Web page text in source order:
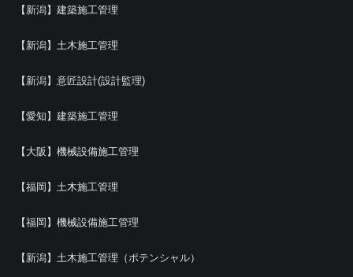
【新潟】建築施工管理
【新潟】土木施工管理
【新潟】意匠設計(設計監理)
【愛知】建築施工管理
【大阪】機械設備施工管理
【福岡】土木施工管理
【福岡】機械設備施工管理
【新潟】土木施工管理（ポテンシャル）